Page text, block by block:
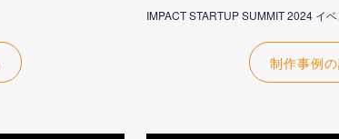
IMPACT STARTUP SUMMIT 2024 イ
制作事例